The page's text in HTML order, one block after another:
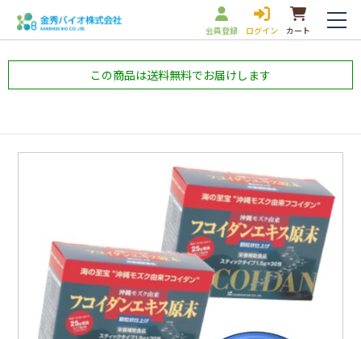
会員登録 ログイン カート
この商品は送料無料でお届けします